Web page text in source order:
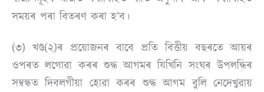
সময়ৰ পৰা বিতৰণ কৰা হ’ব।
(৩) খণ্ড(২)ৰ প্ৰয়োজনৰ বাবে প্ৰতি বিত্তীয় বছৰতে আয়ৰ
ওপৰত লগোৱা কৰৰ শুদ্ধ আগমৰ যিখিনি সংঘৰ উপলদ্ধিৰ
সম্বন্ধত দিবলগীয়া হোৱা কৰৰ শুদ্ধ আগম বুলি নেদেখুৱায়